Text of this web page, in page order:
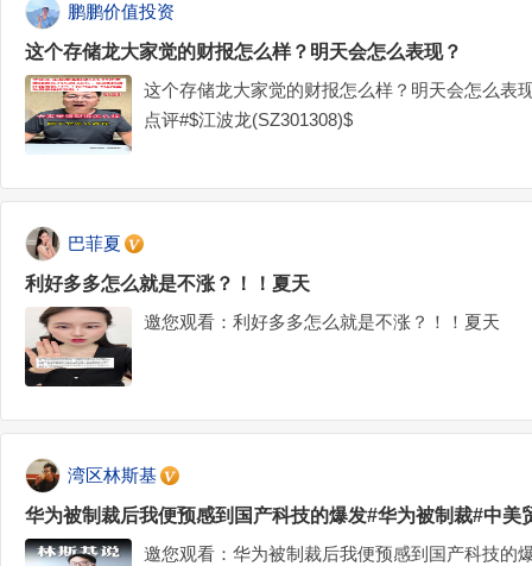
鹏鹏价值投资
这个存储龙大家觉的财报怎么样？明天会怎么表现？
这个存储龙大家觉的财报怎么样？明天会怎么表
点评#$江波龙(SZ301308)$
巴菲夏
利好多多怎么就是不涨？！！夏天
邀您观看：利好多多怎么就是不涨？！！夏天
湾区林斯基
华为被制裁后我便预感到国产科技的爆发#华为被制裁#中美
邀您观看：华为被制裁后我便预感到国产科技的